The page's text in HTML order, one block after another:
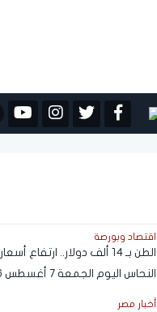
اقتصاد وبورصة
الطن بـ 14 ألف دولار.. ارتفاع أسعار
النحاس اليوم الجمعة 7 أغسطس 2026
أخبار مصر